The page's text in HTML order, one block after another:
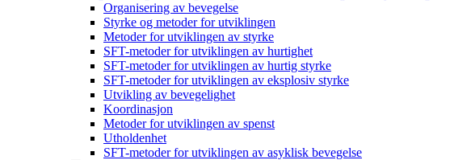
Organisering av bevegelse
Styrke og metoder for utviklingen
Metoder for utviklingen av styrke
SFT-metoder for utviklingen av hurtighet
SFT-metoder for utviklingen av hurtig styrke
SFT-metoder for utviklingen av eksplosiv styrke
Utvikling av bevegelighet
Koordinasjon
Metoder for utviklingen av spenst
Utholdenhet
SFT-metoder for utviklingen av asyklisk bevegelse